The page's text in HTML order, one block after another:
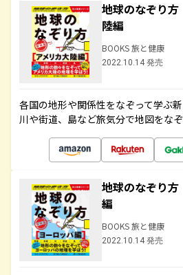
地球のなぞり
陸編
BOOKS 旅と健康
2022.10.14 発売
各国の地形や関係性をなぞって学ぶ
川や街道、島など旅気分で地図をな
地球のなぞり
編
BOOKS 旅と健康
2022.10.14 発売